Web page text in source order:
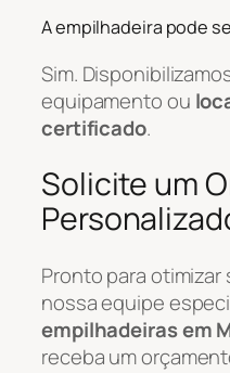
A empilhadeira pode
Sim.
equipamento ou
certificado.
Solicite um
Pronto para otimizar
nossa equipe
empilhadeiras em
receba um